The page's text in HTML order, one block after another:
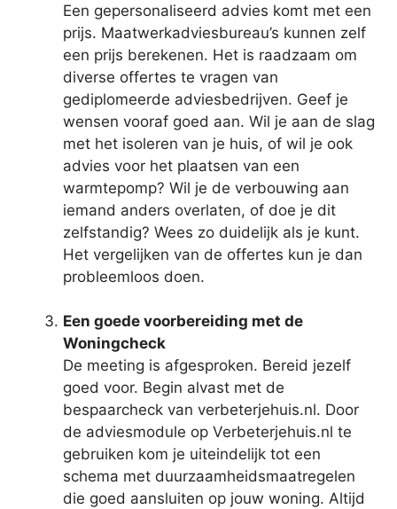
Een gepersonaliseerd advies komt met een
prijs. Maatwerkadviesbureau’s kunnen zelf
een prijs berekenen. Het is raadzaam om
diverse offertes te vragen van
gediplomeerde adviesbedrijven. Geef je
wensen vooraf goed aan. Wil je aan de slag
met het isoleren van je huis, of wil je ook
advies voor het plaatsen van een
warmtepomp? Wil je de verbouwing aan
iemand anders overlaten, of doe je dit
zelfstandig? Wees zo duidelijk als je kunt.
Het vergelijken van de offertes kun je dan
probleemloos doen.
Een goede voorbereiding met de
Woningcheck
De meeting is afgesproken. Bereid jezelf
goed voor. Begin alvast met de
bespaarcheck van verbeterjehuis.nl. Door
de adviesmodule op Verbeterjehuis.nl te
gebruiken kom je uiteindelijk tot een
schema met duurzaamheidsmaatregelen
die goed aansluiten op jouw woning. Altijd